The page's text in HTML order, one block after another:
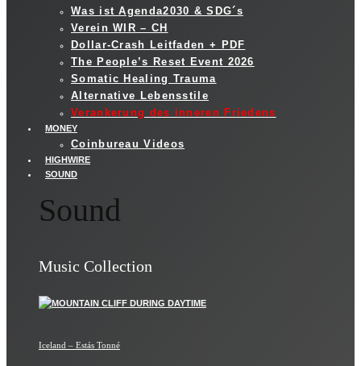
Was ist Agenda2030 & SDG´s
Verein WIR – CH
Dollar-Crash Leitfaden + PDF
The People’s Reset Event 2026
Somatic Healing Trauma
Alternative Lebensstile
Verankerung des inneren Friedens
MONEY
Coinbureau Videos
HIGHWIRE
SOUND
Sound
Music Collection
Iceland – Estás Tonné